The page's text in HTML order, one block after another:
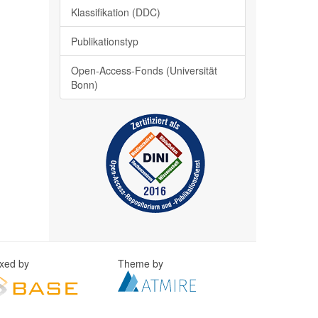
Klassifikation (DDC)
Publikationstyp
Open-Access-Fonds (Universität
Bonn)
by Theme by